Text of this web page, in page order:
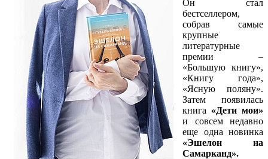
Он стал
бестселлером,
собрав самые
крупные
литературные
премии –
«Большую книгу»,
«Книгу года»,
«Ясную поляну».
Затем появилась
книга «Дети мои»
и совсем недавно
еще одна новинка
«Эшелон на
Самарканд».